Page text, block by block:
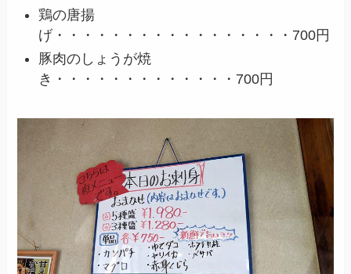
鶏の唐揚
げ・・・・・・・・・・・・・・・・・700円
豚肉のしょうが焼
き・・・・・・・・・・・・・700円